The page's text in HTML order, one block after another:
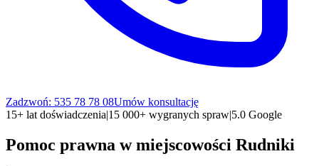
Zadzwoń: 535 78 78 08Umów konsultację
15+ lat doświadczenia|15 000+ wygranych spraw|5.0 Google
Pomoc prawna w miejscowości Rudniki